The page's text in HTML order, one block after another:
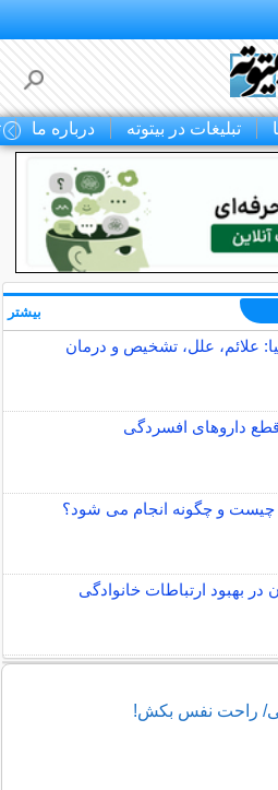
تبلیغات در بیتوته درباره ما
علائم، علل، تشخیص و درمان
داروهای افسردگی
چیست و چگونه انجام می شود؟
بهبود ارتباطات خانوادگی
بیشتر
راحت نفس بکش!